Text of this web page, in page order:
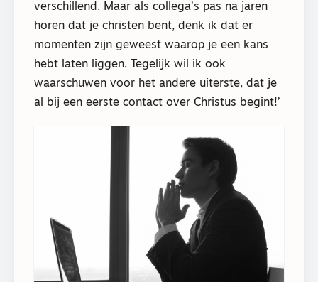
verschillend. Maar als collega’s pas na jaren
horen dat je christen bent, denk ik dat er
momenten zijn geweest waarop je een kans
hebt laten liggen. Tegelijk wil ik ook
waarschuwen voor het andere uiterste, dat je
al bij een eerste contact over Christus begint!’